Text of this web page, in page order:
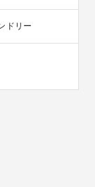
ドリー